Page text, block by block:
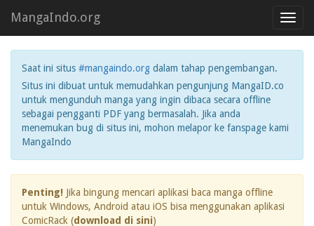
MangaIndo.org
Saat ini situs #mangaindo.org dalam tahap pengembangan.
Situs ini dibuat untuk memudahkan pengunjung MangaID.co
untuk mengunduh manga yang ingin dibaca secara offline
sebagai pengganti PDF yang bermasalah. Jika anda
menemukan bug di situs ini, mohon melapor ke fanspage kami
MangaIndo
Penting! Jika bingung mencari aplikasi baca manga offline
untuk Windows, Android atau iOS bisa menggunakan aplikasi
ComicRack (download di sini)